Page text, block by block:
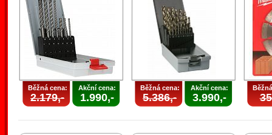
Běžná cena:
2.179,-
Akční cena:
1.990,-
Běžná cena:
5.386,-
Akční cena:
3.990,-